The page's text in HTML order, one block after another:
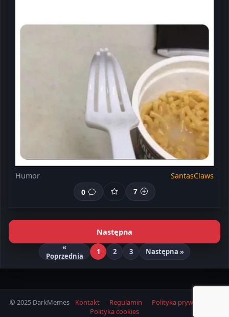
Humor
SantasClaws
0
7
Następna
«
Poprzednia
1 2 3 Następna »
© 2025 DarkMemes Kontakt Regulamin
Polityka prywatności
Polityka cookies